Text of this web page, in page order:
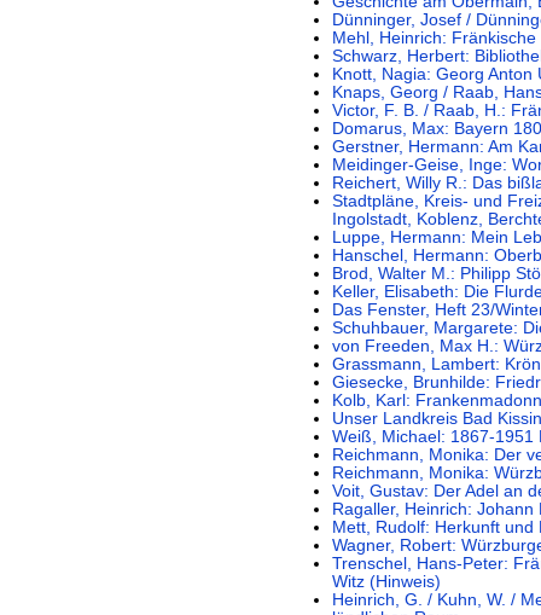
Dünninger, Josef /
Mehl, Heinrich:
Schwarz, Herbert:
Knott, Nagia: Georg Anton
Knaps, Georg / Raab,
Victor, F. B. / Raab, H.:
Domarus, Max: Bayern
Gerstner, Hermann: Am
Meidinger-Geise, Inge:
Reichert, Willy R.: Das
Stadtpläne, Kreis- und
Ingolstadt, Koblenz,
Luppe, Hermann: Mein
Hanschel, Hermann:
Brod, Walter M.: Philipp
Keller, Elisabeth: Die
Das Fenster, Heft 23/
Schuhbauer, Margarete:
von Freeden, Max H.:
Grassmann, Lambert:
Giesecke, Brunhilde:
Kolb, Karl:
Unser Landkreis Bad
Weiß, Michael: 1867-1951
Reichmann, Monika: Der
Reichmann, Monika:
Voit, Gustav: Der Adel an
Ragaller, Heinrich:
Mett, Rudolf: Herkunft
Wagner, Robert:
Trenschel, Hans-Peter:
Witz (Hinweis)
Heinrich, G. / Kuhn, W. /